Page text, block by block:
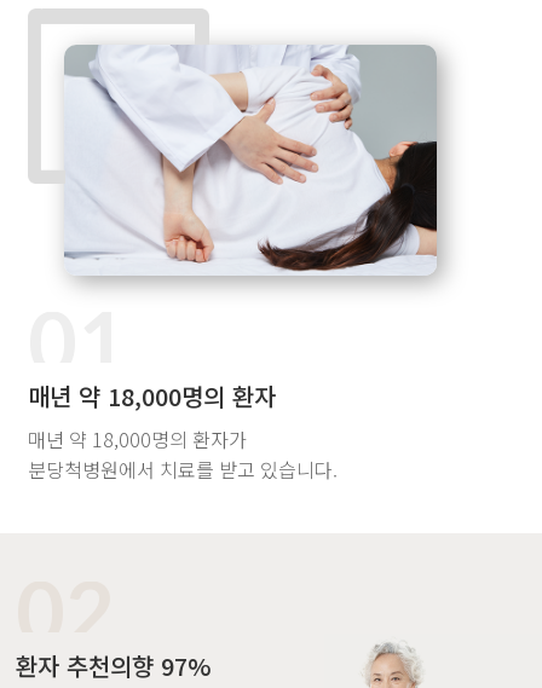
매년 약 18,000명의 환자
매년 약 18,000명의 환자가
분당척병원에서 치료를 받고 있습니다.
환자 추천의향 97%